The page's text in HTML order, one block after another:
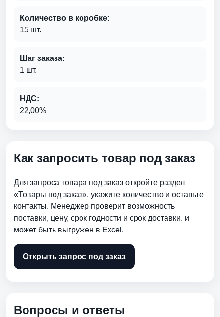
Количество в коробке:
15 шт.
Шаг заказа:
1 шт.
НДС:
22,00%
Как запросить товар под заказ
Для запроса товара под заказ откройте раздел
«Товары под заказ», укажите количество и оставьте
контакты. Менеджер проверит возможность
поставки, цену, срок годности и срок доставки. и
может быть выгружен в Excel.
Открыть запрос под заказ
Вопросы и ответы